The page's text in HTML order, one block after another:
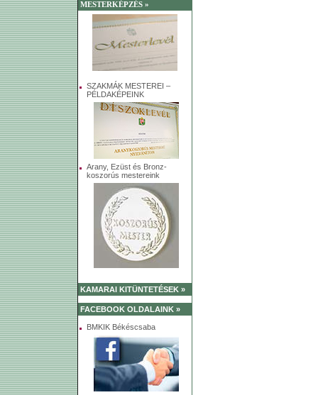
MESTERKÉPZÉS »
SZAKMÁK MESTEREI –
PÉLDAKÉPEINK
Arany, Ezüst és Bronz-
koszorús mestereink
KAMARAI KITÜNTETÉSEK »
FACEBOOK OLDALAINK »
BMKIK Békéscsaba